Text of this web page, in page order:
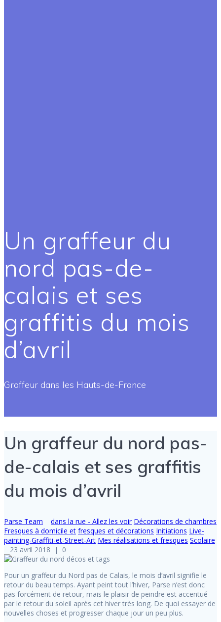
Un graffeur du
nord pas-de-
calais et ses
graffitis du mois
d’avril
Graffeur dans les Hauts-de-France
Un graffeur du nord pas-
de-calais et ses graffitis
du mois d’avril
Parse Team dans la rue - Allez les voir Décorations de chambres
Fresques à domicile et fresques et décorations Initiations Live-
painting-Graffiti-et-Street-Art Mes réalisations et fresques Scolaire
23 avril 2018 | 0
Pour un graffeur du Nord pas de Calais, le mois d’avril signifie le
retour du beau temps. Ayant peint tout l’hiver, Parse n’est donc
pas forcément de retour, mais le plaisir de peindre est accentué
par le retour du soleil après cet hiver très long. De quoi essayer de
nouvelles choses et progresser chaque jour un peu plus.